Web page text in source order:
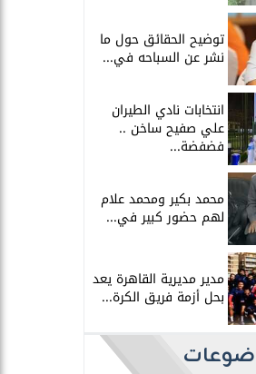
توضيح الحقائق حول ما
نشر عن السباحه في...
انتخابات نادي الطيران
علي صفيح ساخن ..
فضفضة...
محمد بكير ومحمد علام
لهم حضور كبير في...
مدير مديرية القاهرة يعد
بحل أزمة فريق الكرة...